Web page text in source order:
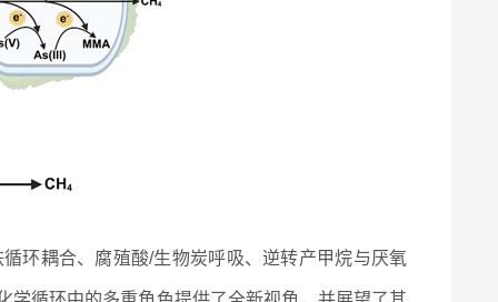
环耦合、腐殖酸/生物炭呼吸、逆转产甲烷与厌氧